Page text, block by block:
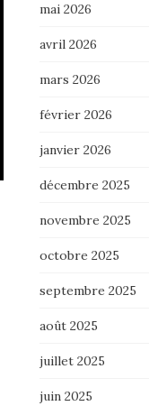
mai 2026
avril 2026
mars 2026
février 2026
janvier 2026
décembre 2025
novembre 2025
octobre 2025
septembre 2025
août 2025
juillet 2025
juin 2025